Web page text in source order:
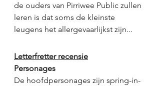
de ouders van Pirriwee Public zullen
leren is dat soms de kleinste
leugens het allergevaarlijkst zijn...
Letterfretter recensie
Personages
De hoofdpersonages zijn spring-in-